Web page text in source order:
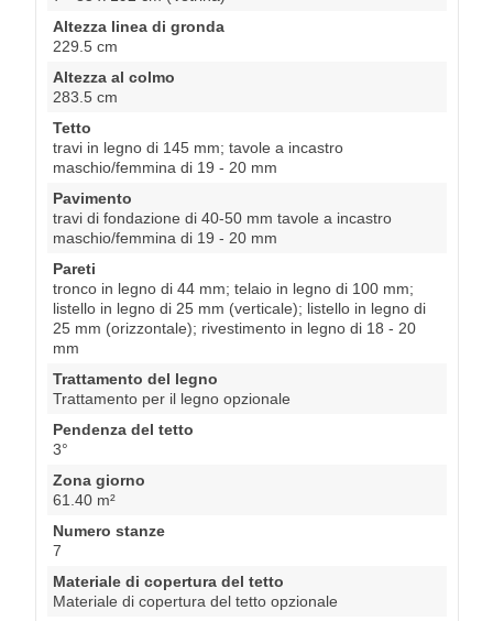
Altezza linea di gronda
229.5 cm
Altezza al colmo
283.5 cm
Tetto
travi in legno di 145 mm; tavole a incastro
maschio/femmina di 19 - 20 mm
Pavimento
travi di fondazione di 40-50 mm tavole a incastro
maschio/femmina di 19 - 20 mm
Pareti
tronco in legno di 44 mm; telaio in legno di 100 mm;
listello in legno di 25 mm (verticale); listello in legno di
25 mm (orizzontale); rivestimento in legno di 18 - 20
mm
Trattamento del legno
Trattamento per il legno opzionale
Pendenza del tetto
3°
Zona giorno
61.40 m²
Numero stanze
7
Materiale di copertura del tetto
Materiale di copertura del tetto opzionale